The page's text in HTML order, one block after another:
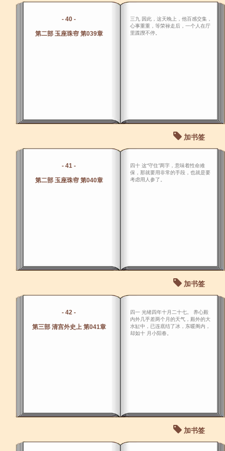
- 40 -
第二部 玉座珠帘 第039章
三九 因此，这天晚上，他百感交集，
心事重重，等荣禄走后，一个人在厅
里蹀躞不停。
加书签
- 41 -
第二部 玉座珠帘 第040章
四十 这“守住”两字，意味着性命难
保，那就要用非常的手段，也就是要
考虑用人参了。
加书签
- 42 -
第三部 清宫外史上 第041章
四一 光绪四年十月二十七。 养心殿
内外几乎差两个月的天气，殿外的大
水缸中，已连底结了冰，东暖阁内，
却如十 月小阳春。
加书签